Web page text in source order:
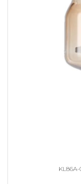
KL86A-